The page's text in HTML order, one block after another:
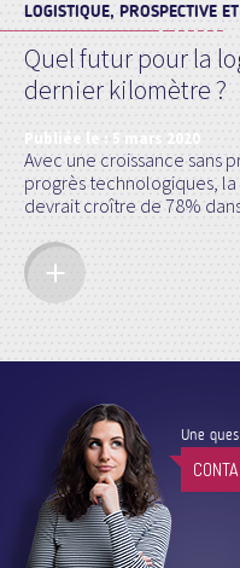
LOGISTIQUE, PROSPECTIVE
Quel futur pour la
dernier kilomètre ?
Publiée le : 5 mars 2020
Avec une croissance
progrès technologiques,
devrait croître de 78%
Une